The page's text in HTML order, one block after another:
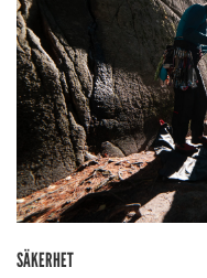
SÄKERHET